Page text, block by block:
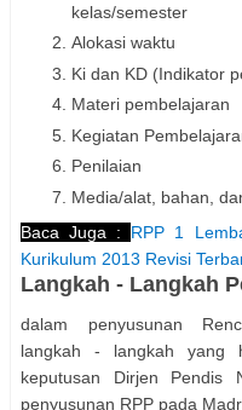
kelas/semester
Alokasi waktu
Ki dan KD (Indikator
Materi pembelajaran
Kegiatan
Penilaian
Media/alat, bahan,
Baca Juga : RPP 1
Kurikulum 2013 Revisi
Langkah - Langkah
dalam penyusunan
langkah - langkah yang
keputusan Dirjen Pendis
penyusunan RPP pada